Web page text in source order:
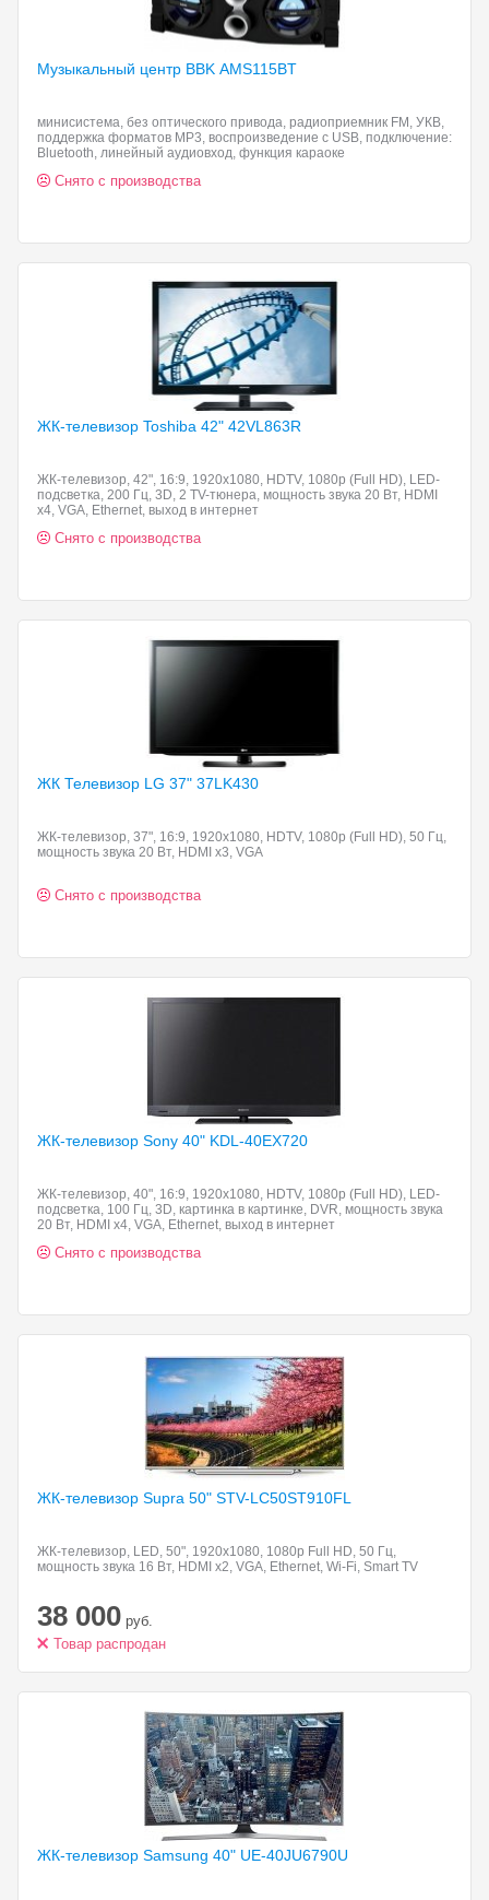
Музыкальный центр BBK AMS115BT
минисистема, без оптического привода, радиоприемник FM, УКВ,
поддержка форматов MP3, воспроизведение с USB, подключение:
Bluetooth, линейный аудиовход, функция караоке
Снято с производства
ЖК-телевизор Toshiba 42" 42VL863R
ЖК-телевизор, 42", 16:9, 1920x1080, HDTV, 1080p (Full HD), LED-
подсветка, 200 Гц, 3D, 2 TV-тюнера, мощность звука 20 Вт, HDMI
x4, VGA, Ethernet, выход в интернет
Снято с производства
ЖК Телевизор LG 37" 37LK430
ЖК-телевизор, 37", 16:9, 1920x1080, HDTV, 1080p (Full HD), 50 Гц,
мощность звука 20 Вт, HDMI x3, VGA
Снято с производства
ЖК-телевизор Sony 40" KDL-40EX720
ЖК-телевизор, 40", 16:9, 1920x1080, HDTV, 1080p (Full HD), LED-
подсветка, 100 Гц, 3D, картинка в картинке, DVR, мощность звука
20 Вт, HDMI x4, VGA, Ethernet, выход в интернет
Снято с производства
ЖК-телевизор Supra 50" STV-LC50ST910FL
ЖК-телевизор, LED, 50", 1920x1080, 1080p Full HD, 50 Гц,
мощность звука 16 Вт, HDMI x2, VGA, Ethernet, Wi-Fi, Smart TV
38 000 руб.
Товар распродан
ЖК-телевизор Samsung 40" UE-40JU6790U